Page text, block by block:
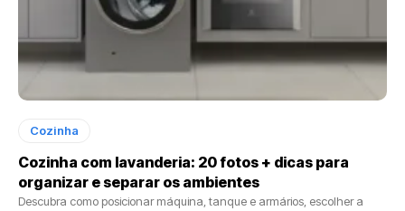
Cozinha
Cozinha com lavanderia: 20 fotos + dicas para
organizar e separar os ambientes
Descubra como posicionar máquina, tanque e armários, escolher a